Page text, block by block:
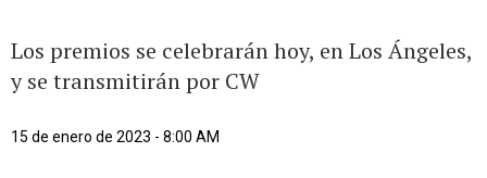
Los premios se celebrarán hoy, en Los Ángeles,
y se transmitirán por CW
15 de enero de 2023 - 8:00 AM